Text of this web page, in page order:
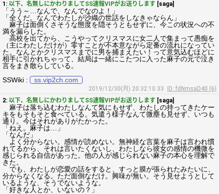
1: 以下、名無しにかわりましてSS速報VIPがお送りします [saga]
「うう～…なんで、なんでなのよ！」
「全くだ。なんでわたしが沙織の世話をしなきゃならん」
麻子は面倒くさそうな態度を隠そうともせずに、今この状況への不
満を漏らした。
高校を出てから、こうやってクリスマスに女二人で集まって愚痴を
（主にわたしだけが）零すことが不本意ながら定番の流れになってい
た。なんとかクリスマスまでに男を捕まえたい！って意気込むほどに
相手に引かれちゃって、結局は一緒にこたつに入った麻子の元で泣き
言をまき散らしている。
SSWiki :
ss.vip2ch.com
2019/12/30(月) 20:32:10.33
ID: fdNmsaD40 (6)
2: 以下、名無しにかわりましてSS速報VIPがお送りします [saga]
麻子は落ち込むわたしなんて気にもせず、わたしの持ってきたケー
キをもそもそと食べている。気遣う様子なんて微塵も見せず、いつも
通り。今はそれがありがたかった。
「ねえ。麻子は…」
「なんだ」
よく分からない。感情が読めない。無神経な言葉を麻子は言われ慣
れてるから、それは言いたくないし、わたしなら彼女の感情の機微を
感じられる自信があった。他の人が感じられない麻子の本心を理解で
きた。
でも、わたしが恋愛の話をすると、すっと膜が張られたみたいに、
分からなくなる。ただ面倒なだけ。興味が無い。そう見せようとして
いるような、そうでないような。
「好きな人とか、いないの？」